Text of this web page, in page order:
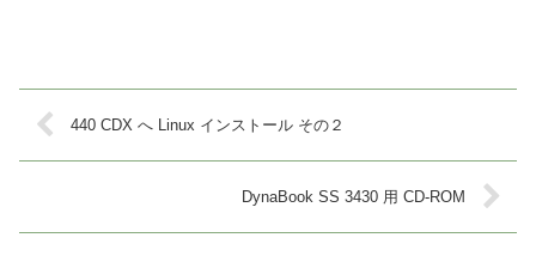
440 CDX へ Linux インストール その２
DynaBook SS 3430 用 CD-ROM